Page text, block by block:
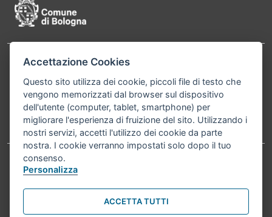
Contatti
Bologna P.Iva 01232710374 Cod. IBAN: IT 88 R
02008 02435 000020067156
Telefono:051203040
Accessibilità Carta dei valori
Informativa sul trattamento dei dati personali Note legali
Accettazione Cookies
Questo sito utilizza dei cookie, piccoli file di testo che
vengono memorizzati dal browser sul dispositivo
dell'utente (computer, tablet, smartphone) per
migliorare l'esperienza di fruizione del sito. Utilizzando i
nostri servizi, accetti l'utilizzo dei cookie da parte
nostra. I cookie verranno impostati solo dopo il tuo
consenso.
Personalizza
ACCETTA TUTTI